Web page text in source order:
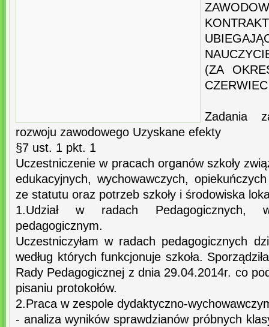
(ZA
Zadania
rozwoju zawodowego Uzyskane efekty
§7 ust. 1 pkt. 1
Uczestniczenie w pracach organów szkoły
edukacyjnych, wychowawczych,
ze statutu oraz potrzeb szkoły i środowiska
1.Udział w radach Pedagogicznych,
pedagogicznym.
Uczestniczyłam w radach pedagogicznych
według których funkcjonuje szkoła.
Rady Pedagogicznej z dnia 29.04.2014r. co
pisaniu protokołów.
2.Praca w zespole dydaktyczno-
- analiza wyników sprawdzianów próbnych